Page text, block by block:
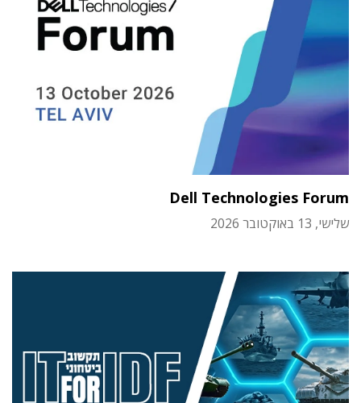
Dell Technologies Forum
שלישי, 13 באוקטובר 2026